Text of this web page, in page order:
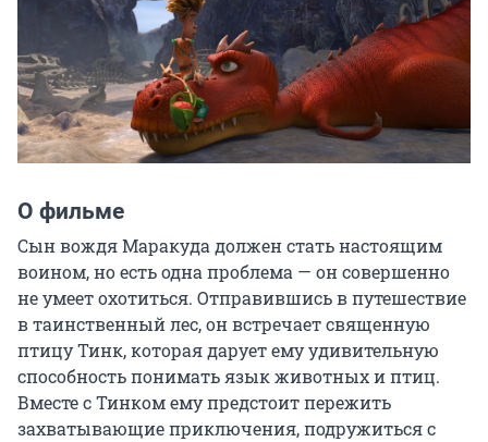
О фильме
Сын вождя Маракуда должен стать настоящим
воином, но есть одна проблема — он совершенно
не умеет охотиться. Отправившись в путешествие
в таинственный лес, он встречает священную
птицу Тинк, которая дарует ему удивительную
способность понимать язык животных и птиц.
Вместе с Тинком ему предстоит пережить
захватывающие приключения, подружиться с